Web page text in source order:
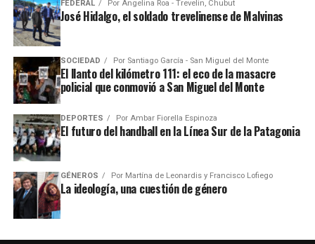
FEDERAL Por Angelina Roa - Trevelin, Chubut
José Hidalgo, el soldado trevelinense de Malvinas
SOCIEDAD Por Santiago García - San Miguel del Monte
El llanto del kilómetro 111: el eco de la masacre
policial que conmovió a San Miguel del Monte
DEPORTES Por Ambar Fiorella Espinoza
El futuro del handball en la Línea Sur de la Patagonia
GÉNEROS Por Martína de Leonardis y Francisco Lofiego
La ideología, una cuestión de género